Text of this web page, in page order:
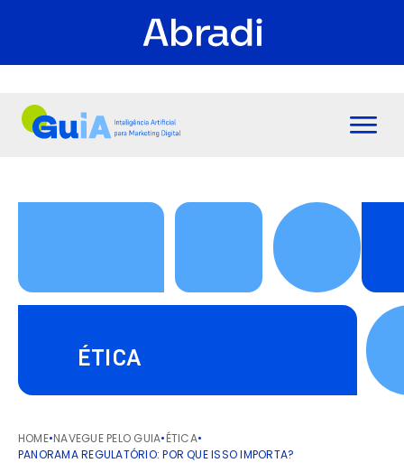
ÉTICA
HOME•NAVEGUE PELO GUIA•ÉTICA•
PANORAMA REGULATÓRIO: POR QUE ISSO IMPORTA?